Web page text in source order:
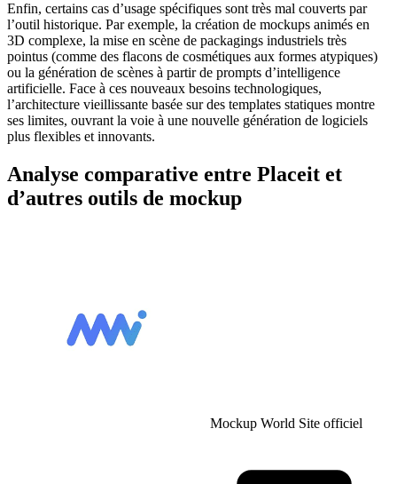
Enfin, certains cas d’usage spécifiques sont très mal couverts par
l’outil historique. Par exemple, la création de mockups animés en
3D complexe, la mise en scène de packagings industriels très
pointus (comme des flacons de cosmétiques aux formes atypiques)
ou la génération de scènes à partir de prompts d’intelligence
artificielle. Face à ces nouveaux besoins technologiques,
l’architecture vieillissante basée sur des templates statiques montre
ses limites, ouvrant la voie à une nouvelle génération de logiciels
plus flexibles et innovants.
Analyse comparative entre Placeit et
d’autres outils de mockup
Mockup World Site officiel